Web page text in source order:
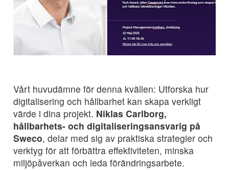
Vårt huvudämne för denna kvällen: Utforska hur
digitalisering och hållbarhet kan skapa verkligt
värde i dina projekt. Niklas Carlborg,
hållbarhets- och digitaliseringsansvarig på
Sweco, delar med sig av praktiska strategier och
verktyg för att förbättra effektiviteten, minska
miljöpåverkan och leda förändringsarbete.